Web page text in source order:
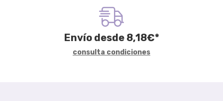
Envío desde 8,18€*
consulta condiciones